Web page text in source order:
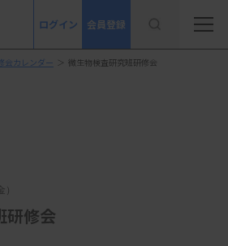
ログイン 会員登録
会カレンダー ＞ 微生物検査研究班研修会
）
研修会